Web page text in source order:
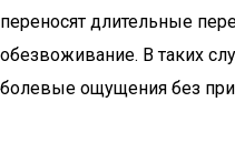
переносят длительные
обезвоживание. В таких
болевые ощущения без